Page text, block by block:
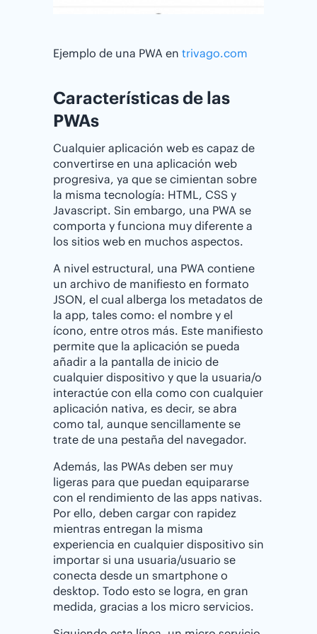
Ejemplo de una PWA en trivago.com
Características de las
PWAs
Cualquier aplicación web es capaz de
convertirse en una aplicación web
progresiva, ya que se cimientan sobre
la misma tecnología: HTML, CSS y
Javascript. Sin embargo, una PWA se
comporta y funciona muy diferente a
los sitios web en muchos aspectos.
A nivel estructural, una PWA contiene
un archivo de manifiesto en formato
JSON, el cual alberga los metadatos de
la app, tales como: el nombre y el
ícono, entre otros más. Este manifiesto
permite que la aplicación se pueda
añadir a la pantalla de inicio de
cualquier dispositivo y que la usuaria/o
interactúe con ella como con cualquier
aplicación nativa, es decir, se abra
como tal, aunque sencillamente se
trate de una pestaña del navegador.
Además, las PWAs deben ser muy
ligeras para que puedan equipararse
con el rendimiento de las apps nativas.
Por ello, deben cargar con rapidez
mientras entregan la misma
experiencia en cualquier dispositivo sin
importar si una usuaria/usuario se
conecta desde un smartphone o
desktop. Todo esto se logra, en gran
medida, gracias a los micro servicios.